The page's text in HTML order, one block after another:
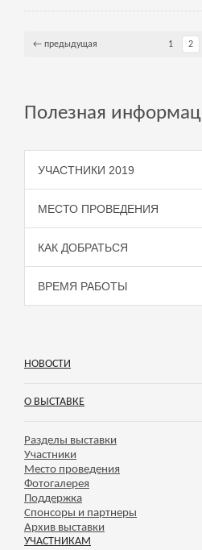
← предыдущая 1 2
Полезная
УЧАСТНИКИ 2019
МЕСТО ПРОВЕДЕНИЯ
КАК ДОБРАТЬСЯ
ВРЕМЯ РАБОТЫ
НОВОСТИ
О ВЫСТАВКЕ
Разделы выставки
Участники
Место проведения
Фотогалерея
Поддержка
Спонсоры и партнеры
Архив выставки
УЧАСТНИКАМ